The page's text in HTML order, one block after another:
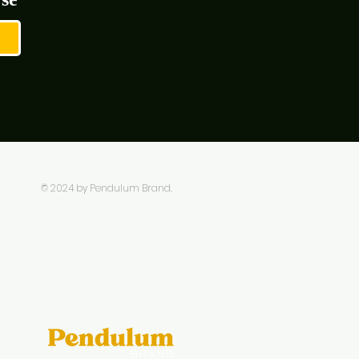
© 2024 by Pendulum Brand.